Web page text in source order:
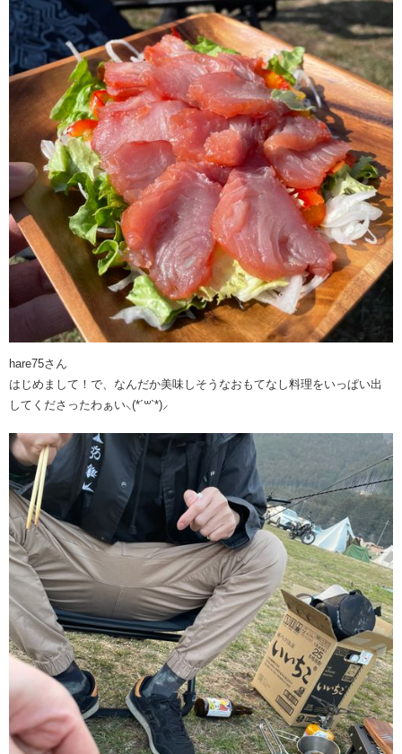
hare75さん
はじめまして！で、なんだか美味しそうなおもてなし料理をいっぱい出
してくださったわぁい⸜(*´꒳`*)⸝